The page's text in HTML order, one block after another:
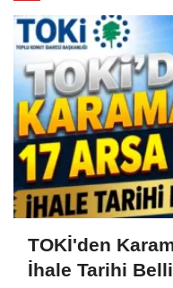
TOKİ'den
İhale Tarihi